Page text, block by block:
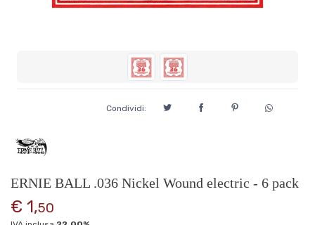
Condividi:
ERNIE BALL .036 Nickel Wound electric - 6 pack
€ 1,50